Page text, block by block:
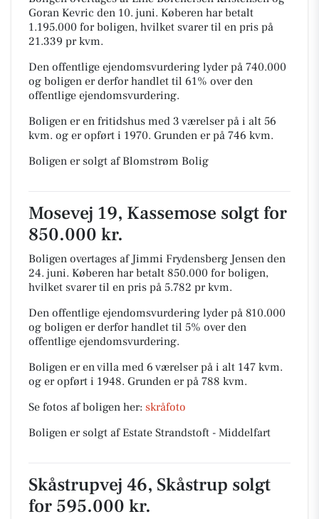
Goran Kevric den 10. juni. Køberen har betalt
1.195.000 for boligen, hvilket svarer til en pris på
21.339 pr kvm.
Den offentlige ejendomsvurdering lyder på 740.000
og boligen er derfor handlet til 61% over den
offentlige ejendomsvurdering.
Boligen er en fritidshus med 3 værelser på i alt 56
kvm. og er opført i 1970. Grunden er på 746 kvm.
Boligen er solgt af Blomstrøm Bolig
Mosevej 19, Kassemose solgt for
850.000 kr.
Boligen overtages af Jimmi Frydensberg Jensen den
24. juni. Køberen har betalt 850.000 for boligen,
hvilket svarer til en pris på 5.782 pr kvm.
Den offentlige ejendomsvurdering lyder på 810.000
og boligen er derfor handlet til 5% over den
offentlige ejendomsvurdering.
Boligen er en villa med 6 værelser på i alt 147 kvm.
og er opført i 1948. Grunden er på 788 kvm.
Se fotos af boligen her: skråfoto
Boligen er solgt af Estate Strandstoft - Middelfart
Skåstrupvej 46, Skåstrup solgt
for 595.000 kr.